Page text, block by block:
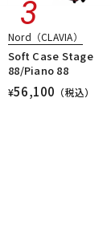
Nord（CLAVIA）
Soft Case Stage
88/Piano 88
¥56,100 （税込）